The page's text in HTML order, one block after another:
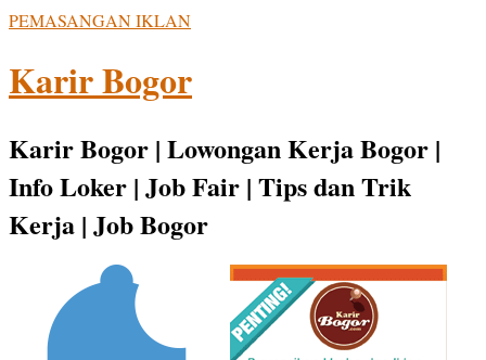
PEMASANGAN IKLAN
Karir Bogor
Karir Bogor | Lowongan Kerja Bogor |
Info Loker | Job Fair | Tips dan Trik
Kerja | Job Bogor